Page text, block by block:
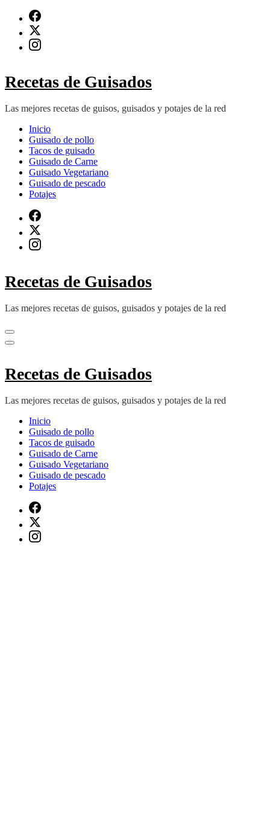
contenido
(presiona
Recetas de Guisados
Las mejores recetas de guisos, guisados y potajes de la red
Inicio
Guisado de pollo
Tacos de guisado
Guisado de Carne
Guisado Vegetariano
Guisado de pescado
Potajes
Recetas de Guisados
Las mejores recetas de guisos, guisados y potajes de la red
Recetas de Guisados
Las mejores recetas de guisos, guisados y potajes de la red
Inicio
Guisado de pollo
Tacos de guisado
Guisado de Carne
Guisado Vegetariano
Guisado de pescado
Potajes